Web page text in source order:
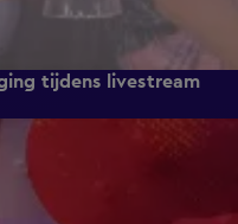
tijdens livestream